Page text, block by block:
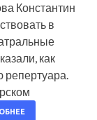
Константин
в
как
репертуара.